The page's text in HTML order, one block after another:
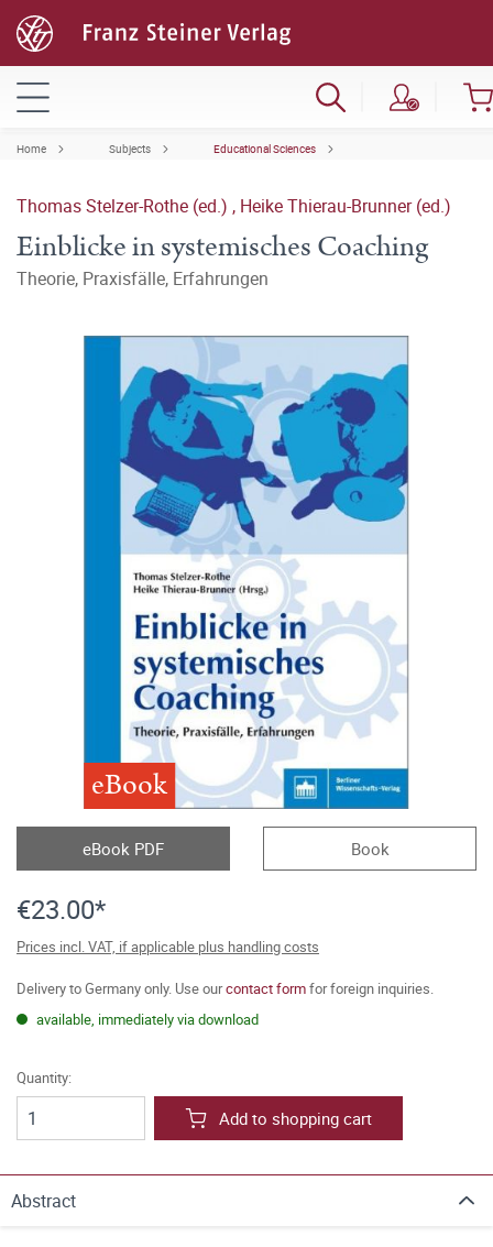
Home Subjects Educational Sciences
Thomas Stelzer-Rothe (ed.) , Heike Thierau-Brunner (ed.)
Einblicke in systemisches Coaching
Theorie, Praxisfälle, Erfahrungen
eBook
eBook PDF Book
€23.00*
Prices incl. VAT, if applicable plus handling costs
Delivery to Germany only. Use ourcontact formfor foreign inquiries.
available, immediately via download
Quantity:
Add to shopping cart
Abstract